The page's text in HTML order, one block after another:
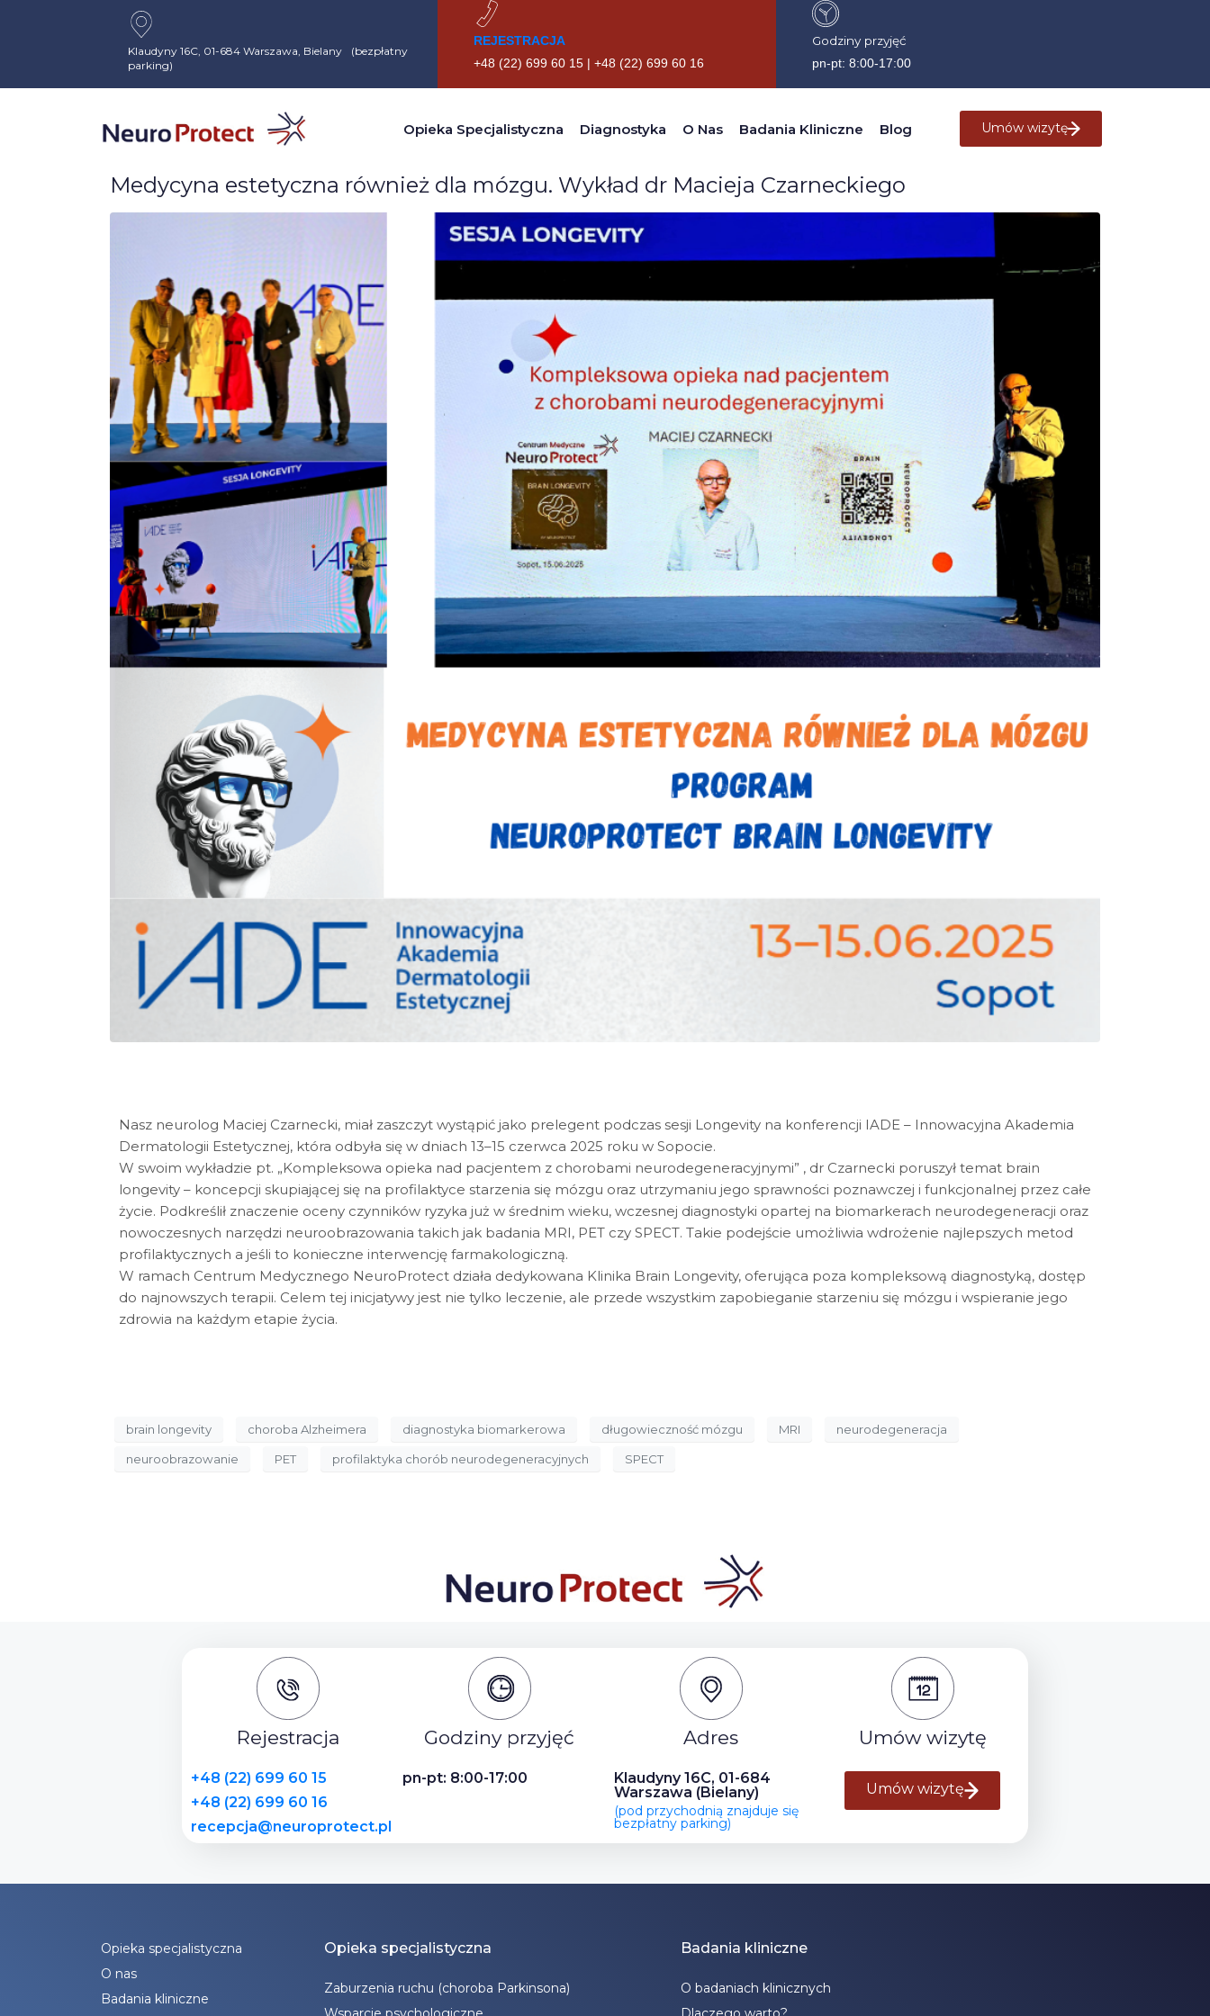
Klaudyny 16C, 01-684 Warszawa, Bielany (bezpłatny
parking)
REJESTRACJA
+48 (22) 699 60 15 | +48 (22) 699 60 16
Godziny przyjęć
pn-pt: 8:00-17:00
Opieka Specjalistyczna Diagnostyka O Nas Badania Kliniczne Blog Umów wizytę
Medycyna estetyczna również dla mózgu. Wykład dr Macieja Czarneckiego
Nasz neurolog Maciej Czarnecki, miał zaszczyt wystąpić jako prelegent podczas sesji Longevity na konferencji IADE – Innowacyjna Akademia
Dermatologii Estetycznej, która odbyła się w dniach 13–15 czerwca 2025 roku w Sopocie.
W swoim wykładzie pt. „Kompleksowa opieka nad pacjentem z chorobami neurodegeneracyjnymi” , dr Czarnecki poruszył temat brain
longevity – koncepcji skupiającej się na profilaktyce starzenia się mózgu oraz utrzymaniu jego sprawności poznawczej i funkcjonalnej przez całe
życie. Podkreślił znaczenie oceny czynników ryzyka już w średnim wieku, wczesnej diagnostyki opartej na biomarkerach neurodegeneracji oraz
nowoczesnych narzędzi neuroobrazowania takich jak badania MRI, PET czy SPECT. Takie podejście umożliwia wdrożenie najlepszych metod
profilaktycznych a jeśli to konieczne interwencję farmakologiczną.
W ramach Centrum Medycznego NeuroProtect działa dedykowana Klinika Brain Longevity, oferująca poza kompleksową diagnostyką, dostęp
do najnowszych terapii. Celem tej inicjatywy jest nie tylko leczenie, ale przede wszystkim zapobieganie starzeniu się mózgu i wspieranie jego
zdrowia na każdym etapie życia.
brain longevity choroba Alzheimera diagnostyka biomarkerowa długowieczność mózgu MRI neurodegeneracja
neuroobrazowanie PET profilaktyka chorób neurodegeneracyjnych SPECT
Rejestracja
+48 (22) 699 60 15
+48 (22) 699 60 16
recepcja@neuroprotect.pl
Godziny przyjęć
pn-pt: 8:00-17:00
Adres
Klaudyny 16C, 01-684
Warszawa (Bielany)
(pod przychodnią znajduje się
bezpłatny parking)
Umów wizytę
Umów wizytę
Opieka specjalistyczna
O nas
Badania kliniczne
Opieka specjalistyczna
Zaburzenia ruchu (choroba Parkinsona)
Badania kliniczne
O badaniach klinicznych